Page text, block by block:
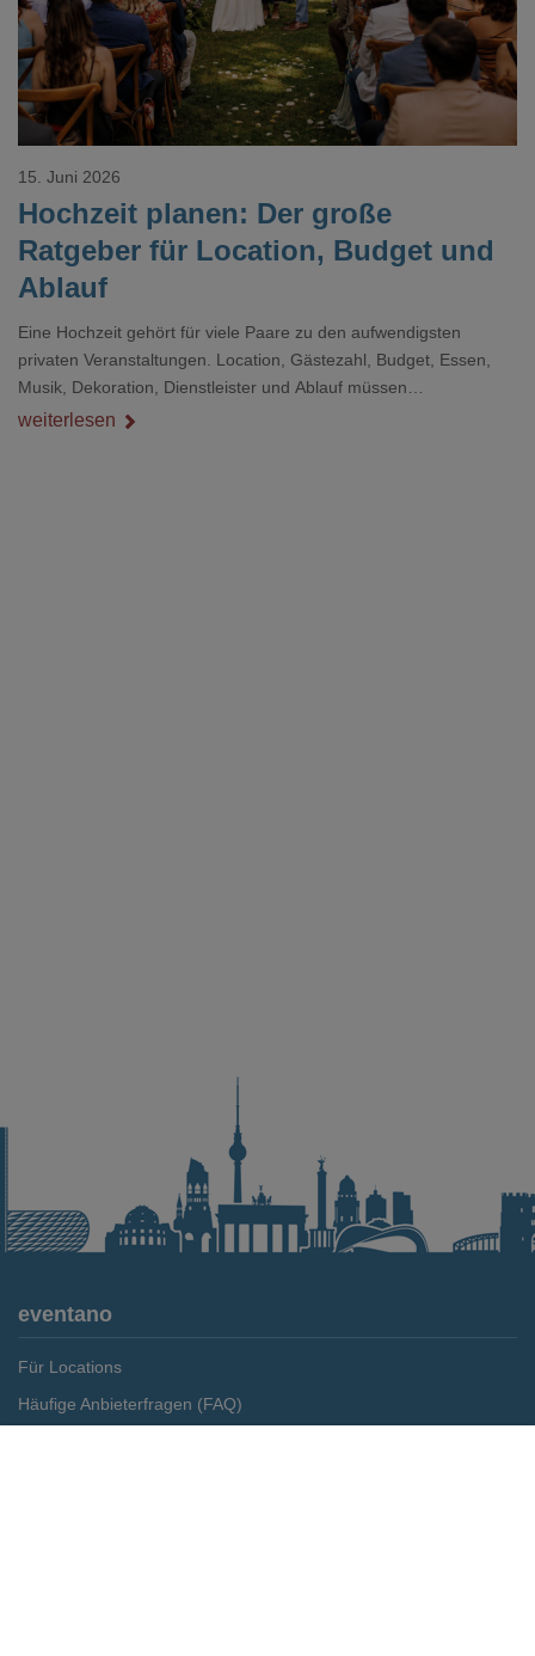
Hochzeit planen: Der große
Ratgeber für Location, Budget und
Ablauf
15. Juni 2026
Eine Hochzeit gehört für viele Paare zu den aufwendigsten
privaten Veranstaltungen. Location, Gästezahl, Budget, Essen,
Musik, Dekoration, Dienstleister und Ablauf müssen
zusammenpassen, damit der Tag gut organisiert ist und trotzdem
weiterlesen
eventano
Für Locations
Häufige Anbieterfragen (FAQ)